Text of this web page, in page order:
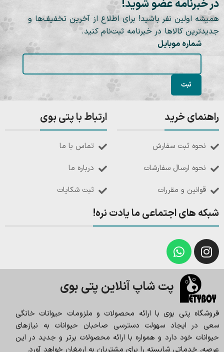
در خبرنامه عضو شوید!
همیشه اولین نفر باشید! برای اطلاع از آخرین تخفیف‌ها و
جدیدترین کالاها در خبرنامه ثبت‌نام کنید.
شماره موبایل
راهنمای خرید
نحوه ثبت سفارش
نحوه ارسال سفارشات
قوانین و مقررات
ارتباط با پتی بوی
تماس با ما
درباره ما
ثبت شکایات
شبکه های اجتماعی ما یادت نره!
پت شاپ آنلاین پتی بوی
فروشگاه پتی بوی با ارائه محصولات و ملزومات حیوانات خانگی
سعی در ایجاد سهولت دسترسی صاحبان حیوانات به نیازهای
حیوانات خود دارد و همواره با ارائه محصولات برتر و جدید در این
عرصه، خدماتی شایسته را برای مشتریان به ارمغان خواهد آورد.